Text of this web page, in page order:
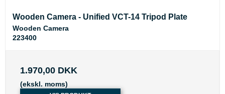
Wooden Camera - Unified VCT-14 Tripod Plate
Wooden Camera
223400
1.970,00 DKK
(ekskl. moms)